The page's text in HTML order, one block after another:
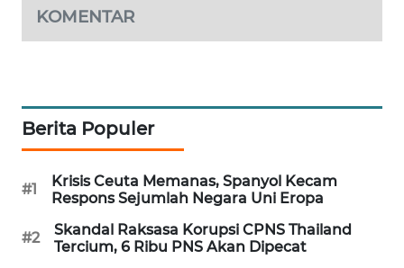
KOMENTAR
Berita Populer
#1
Krisis Ceuta Memanas, Spanyol Kecam
Respons Sejumlah Negara Uni Eropa
#2
Skandal Raksasa Korupsi CPNS Thailand
Tercium, 6 Ribu PNS Akan Dipecat
LPKKI
KOPEKLIN
PORTAL
KONSUMEN
FORWAMKI